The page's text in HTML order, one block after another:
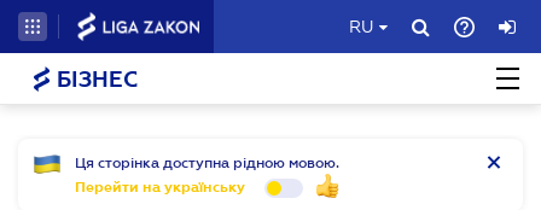
RU
БІЗНЕС
Ця сторінка доступна рідною мовою.
Перейти на українську